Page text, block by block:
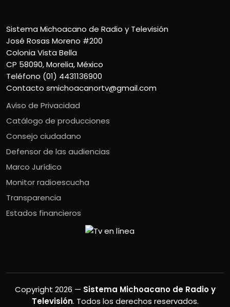
Sistema Michoacano de Radio y Televisión
José Rosas Moreno #200
Colonia Vista Bella
CP 58090, Morelia, México
Teléfono (01) 4431136900
Contacto smichoacanortv@gmail.com
Aviso de Privacidad
Catálogo de producciones
Consejo ciudadano
Defensor de las audiencias
Marco Jurídico
Monitor radioescucha
Transparencia
Estados financieros
Copyright 2026 — Sistema Michoacano de Radio y
Televisión. Todos los derechos reservados.